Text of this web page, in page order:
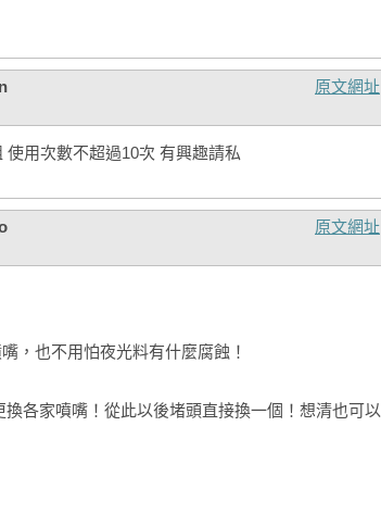
原文網址
用次數不超過10次 有興趣請私
原文網址
，也不用怕夜光料有什麼腐蝕！
各家噴嘴！從此以後堵頭直接換一個！想清也可以